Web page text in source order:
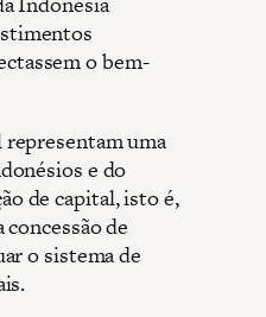
o bem-
uma
e do
de capital, isto é,
de
o sistema de